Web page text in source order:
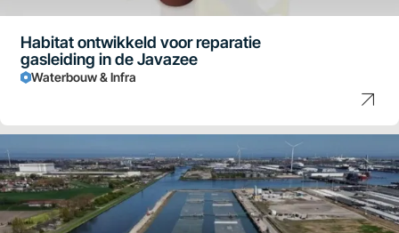
Habitat ontwikkeld voor reparatie
gasleiding in de Javazee
Waterbouw & Infra